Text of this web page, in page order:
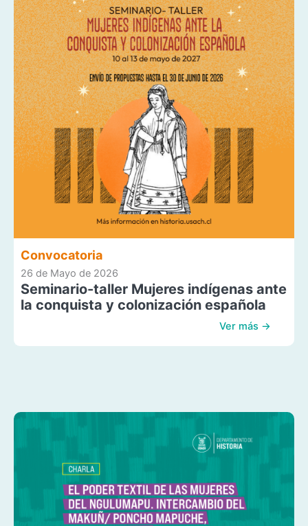
Convocatoria
26 de Mayo de 2026
Seminario-taller Mujeres indígenas ante
la conquista y colonización española
Ver más →